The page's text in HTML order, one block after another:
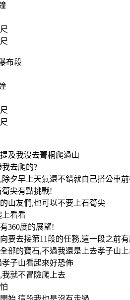
布段
及我沒去菁桐爬過山
去爬的?
夕早上天氣還不錯就自己搭公車前
尖有點挑戰!
山友們,也可以不要上石筍尖
上看看
360度的展望!
要去接第11段的任務,這一段之前
部的寶石,不過我還是上去孝子山
子山看起來好恐佈
就不冒險爬上去